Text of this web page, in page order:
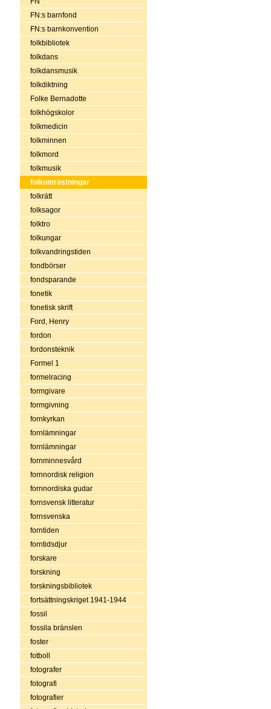
FN:s barnfond
FN:s barnkonvention
folkbibliotek
folkdans
folkdansmusik
folkdiktning
Folke Bernadotte
folkhögskolor
folkmedicin
folkminnen
folkmord
folkmusik
folkomröstningar
folkrätt
folksagor
folktro
folkungar
folkvandringstiden
fondbörser
fondsparande
fonetik
fonetisk skrift
Ford, Henry
fordon
fordonsteknik
Formel 1
formelracing
formgivare
formgivning
fornkyrkan
fornlämningar
fornlämningar
fornminnesvård
fornnordisk religion
fornnordiska gudar
fornsvensk litteratur
fornsvenska
forntiden
forntidsdjur
forskare
forskning
forskningsbibliotek
fortsättningskriget 1941-1944
fossil
fossila bränslen
foster
fotboll
fotografer
fotografi
fotografier